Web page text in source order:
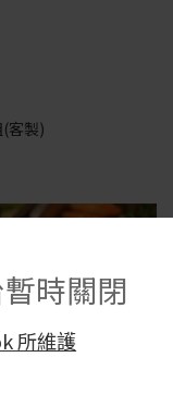
時關閉
所維護
客製)